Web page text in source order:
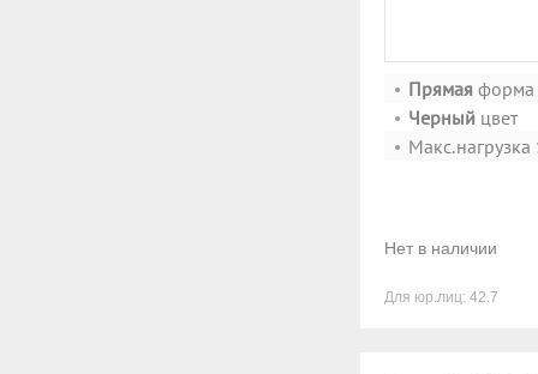
Прямая форма
Черный цвет
Макс.нагрузка
Нет в наличии
Для юр.лиц: 42.7